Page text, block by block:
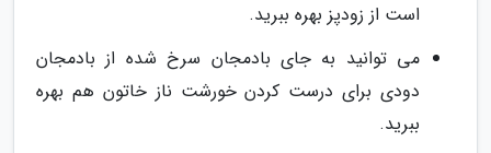
است از زودپز بهره ببرید.
می توانید به جای بادمجان سرخ شده از بادمجان
دودی برای درست کردن خورشت ناز خاتون هم بهره
ببرید.